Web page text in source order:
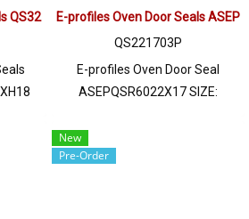
Line OA : @PTIGLOBAL
QS321803W
2656
E-profiles Oven Door Seals
QS221703P
E-profiles Oven Door Seal
ASEPQSR6022X17 SIZE:
resistance 220 C, Food grade
(FDA) Tel: 022577145 MB :
New
Pre-Order